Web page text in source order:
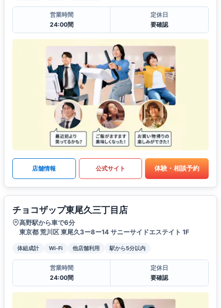
営業時間
24:00間
定休日
要確認
店舗情報 公式サイト 体験・相談予約
チョコザップ東尾久三丁目店
高野駅から車で6分
東京都 荒川区 東尾久3ー8ー14 サニーサイドエステイト 1F
体組成計 Wi-Fi 他店舗利用 駅から5分以内
営業時間
24:00間
定休日
要確認